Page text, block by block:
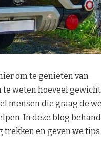
om te genieten van
weten hoeveel
mensen die graag de
In deze blog
en geven we